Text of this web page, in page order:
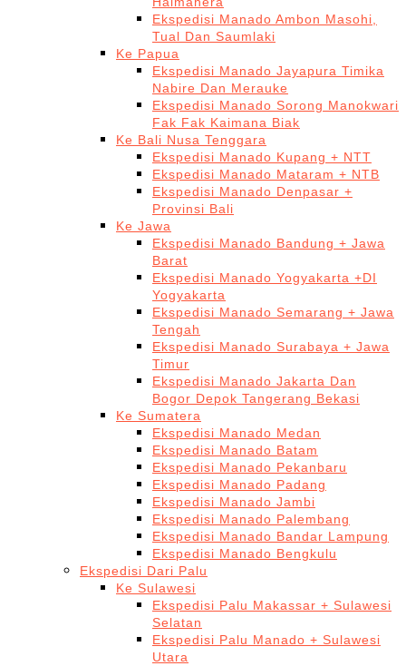
Ekspedisi Manado Ambon Masohi,
Tual Dan Saumlaki
Ke Papua
Ekspedisi Manado Jayapura Timika
Nabire Dan Merauke
Ekspedisi Manado Sorong Manokwari
Fak Fak Kaimana Biak
Ke Bali Nusa Tenggara
Ekspedisi Manado Kupang + NTT
Ekspedisi Manado Mataram + NTB
Ekspedisi Manado Denpasar +
Provinsi Bali
Ke Jawa
Ekspedisi Manado Bandung + Jawa
Barat
Ekspedisi Manado Yogyakarta +DI
Yogyakarta
Ekspedisi Manado Semarang + Jawa
Tengah
Ekspedisi Manado Surabaya + Jawa
Timur
Ekspedisi Manado Jakarta Dan
Bogor Depok Tangerang Bekasi
Ke Sumatera
Ekspedisi Manado Medan
Ekspedisi Manado Batam
Ekspedisi Manado Pekanbaru
Ekspedisi Manado Padang
Ekspedisi Manado Jambi
Ekspedisi Manado Palembang
Ekspedisi Manado Bandar Lampung
Ekspedisi Manado Bengkulu
Ekspedisi Dari Palu
Ke Sulawesi
Ekspedisi Palu Makassar + Sulawesi
Selatan
Ekspedisi Palu Manado + Sulawesi
Utara